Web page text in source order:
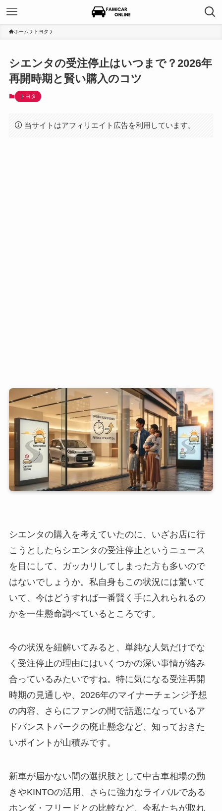
ホーム トヨタ
シエンタの受注停止はいつまで？2026年
再開時期と賢い購入のコツ
トヨタ
当サイトはアフィリエイト広告を利用しています。
シエンタの購入を考えていたのに、いざお店に行
こうとしたらシエンタの受注停止というニュース
を目にして、ガッカリしてしまった方も多いので
はないでしょうか。私自身もこの状況には驚いて
いて、今はどうすれば一番賢く手に入れられるの
かを一生懸命調べているところです。
今の状況を紐解いてみると、単純な人気だけでな
く受注停止の理由にはいくつかの深い事情が絡み
合っているみたいですね。特に気になる受注再開
時期の見通しや、2026年のマイナーチェンジ予想
の内容、さらにファンの間で話題になっているア
ドバンストパークの廃止懸念など、知っておきた
いポイントが山積みです。
新車が届かない間の選択肢として中古車相場の動
きやKINTOの活用、さらに強力なライバルである
ホンダ・フリードとの比較など、今私たちが取れ